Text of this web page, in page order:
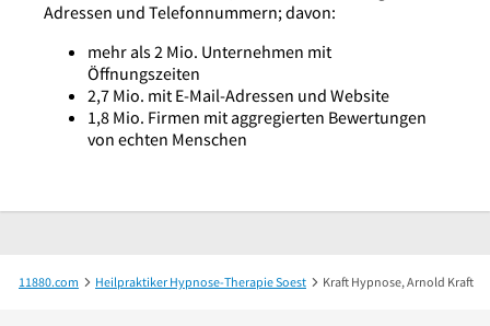
Adressen und Telefonnummern; davon:
mehr als 2 Mio. Unternehmen mit
Öffnungszeiten
2,7 Mio. mit E-Mail-Adressen und Website
1,8 Mio. Firmen mit aggregierten Bewertungen
von echten Menschen
11880.com Heilpraktiker Hypnose-Therapie Soest Kraft Hypnose, Arnold Kraft